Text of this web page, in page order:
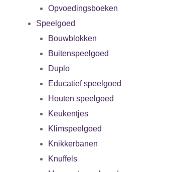
Opvoedingsboeken
Speelgoed
Bouwblokken
Buitenspeelgoed
Duplo
Educatief speelgoed
Houten speelgoed
Keukentjes
Klimspeelgoed
Knikkerbanen
Knuffels